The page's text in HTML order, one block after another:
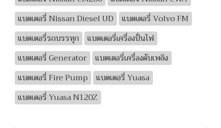
แบตเตอรี่ Nissan Diesel UD
แบตเตอรี่ Volvo FM
แบตเตอรี่รถบรรทุก
แบตเตอรี่เครื่องปั่นไฟ
แบตเตอรี่ Generator
แบตเตอรี่เครื่องดับเพลิง
แบตเตอรี่ Fire Pump
แบตเตอรี่ Yuasa
แบตเตอรี่ Yuasa N120Z